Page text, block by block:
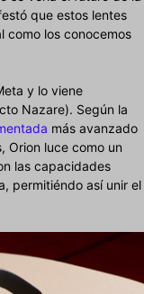
que estos lentes
como los conocemos
y lo viene
Nazare). Según la
más avanzado
Orion luce como un
las capacidades
permitiéndo así unir el